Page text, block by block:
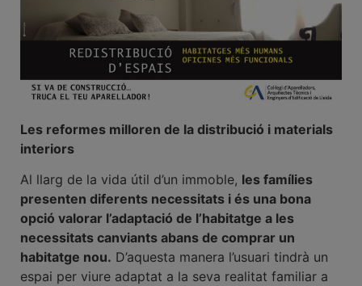
Les reformes milloren de la distribució i materials
interiors
Al llarg de la vida útil d’un immoble, les famílies
presenten diferents necessitats i és una bona
opció valorar l’adaptació de l’habitatge a les
necessitats canviants abans de comprar un
habitatge nou. D’aquesta manera l’usuari tindrà un
espai per viure adaptat a la seva realitat familiar a